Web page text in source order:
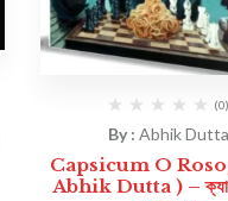
(0)
By :Abhik Dutta
Capsicum O
Abhik Dutta ) –